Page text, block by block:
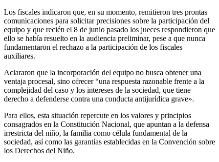
Los fiscales indicaron que, en su momento, remitieron tres prontas
comunicaciones para solicitar precisiones sobre la participación del
equipo y que recién el 8 de junio pasado los jueces respondieron que
ello se había resuelto en la audiencia preliminar, pese a que nunca
fundamentaron el rechazo a la participación de los fiscales
auxiliares.
Aclararon que la incorporación del equipo no busca obtener una
ventaja procesal, sino ofrecer “una respuesta razonable frente a la
complejidad del caso y los intereses de la sociedad, que tiene
derecho a defenderse contra una conducta antijurídica grave».
Para ellos, esta situación repercute en los valores y principios
consagrados en la Constitución Nacional, que apuntan a la defensa
irrestricta del niño, la familia como célula fundamental de la
sociedad, así como las garantías establecidas en la Convención sobre
los Derechos del Niño.